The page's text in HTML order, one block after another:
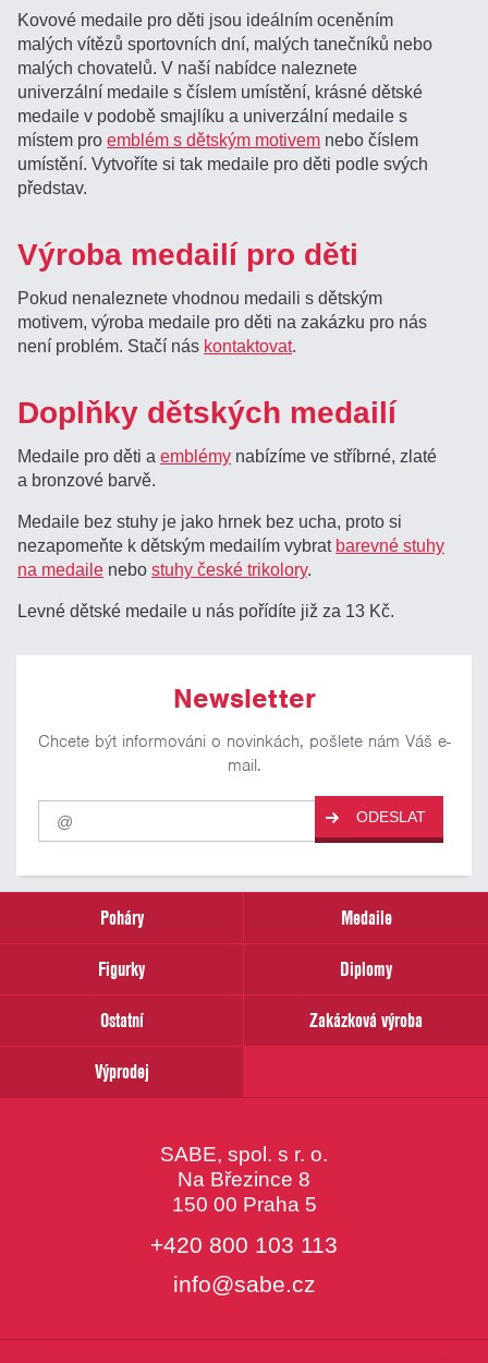
Kovové medaile pro děti jsou ideálním oceněním
malých vítězů sportovních dní, malých tanečníků nebo
malých chovatelů. V naší nabídce naleznete
univerzální medaile s číslem umístění, krásné dětské
medaile v podobě smajlíku a univerzální medaile s
místem proemblém s dětským motivem nebo číslem
umístění. Vytvoříte si tak medaile pro děti podle svých
představ.
Výroba medailí pro děti
Pokud nenaleznete vhodnou medaili s dětským
motivem, výroba medaile pro děti na zakázku pro nás
není problém. Stačí nás kontaktovat.
Doplňky dětských medailí
Medaile pro děti aemblémy nabízíme ve stříbrné, zlaté
a bronzové barvě.
Medaile bez stuhy je jako hrnek bez ucha, proto si
nezapomeňte k dětským medailím vybrat barevné stuhy
na medaile nebostuhy české trikolory.
Levné dětské medaile u nás pořídíte již za 13 Kč.
Newsletter
Chcete být informováni o novinkách, pošlete nám Váš e-
mail.
Pro
odběr
našich
email
ODESLAT
Poháry
Medaile
Figurky
Diplomy
Ostatní
Zakázková výroba
Výprodej
SABE, spol. s r. o.
Na Březince 8
150 00 Praha 5
+420 800 103 113
info@sabe.cz